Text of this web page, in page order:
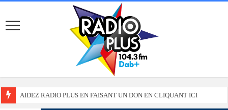
AIDEZ RADIO PLUS EN FAISANT UN DON EN CLIQUANT ICI